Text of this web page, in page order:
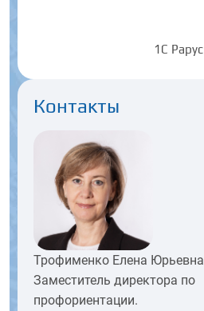
1С Рарус
Контакты
Трофименко Елена Юрьевна
Заместитель директора по
профориентации.